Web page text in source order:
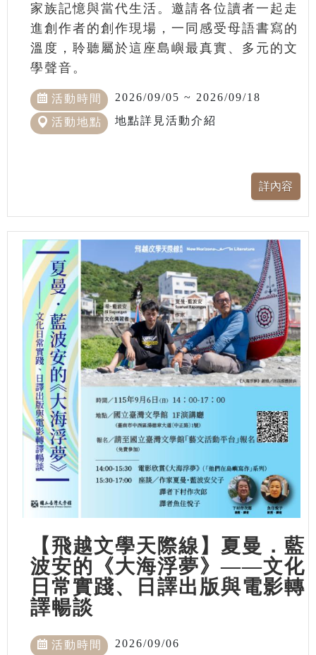
家族記憶與當代生活。邀請各位讀者一起走
進創作者的創作現場，一同感受母語書寫的
溫度，聆聽屬於這座島嶼最真實、多元的文
學聲音。
活動時間 2026/09/05 ~ 2026/09/18
活動地點 地點詳見活動介紹
【飛越文學天際線】夏曼．藍
波安的《大海浮夢》——文化
日常實踐、日譯出版與電影轉
譯暢談
活動時間 2026/09/06